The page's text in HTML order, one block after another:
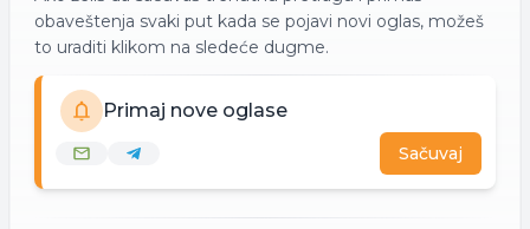
obaveštenja svaki put kada se pojavi novi oglas, možeš
to uraditi klikom na sledeće dugme.
Primaj nove oglase
Sačuvaj